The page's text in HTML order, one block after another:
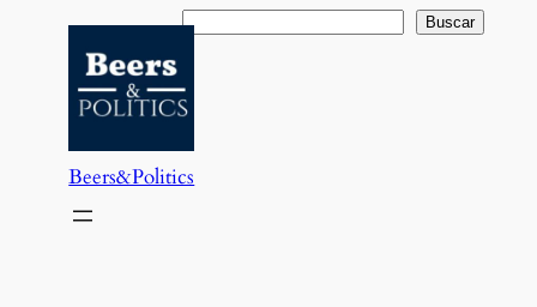
contenido
Buscar Buscar
Beers&Politics